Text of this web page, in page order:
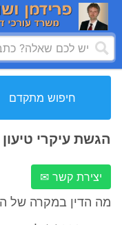
חיפוש מתקדם
הגשת עיקרי
יצירת קשר ✉
מה הדין במקרה של